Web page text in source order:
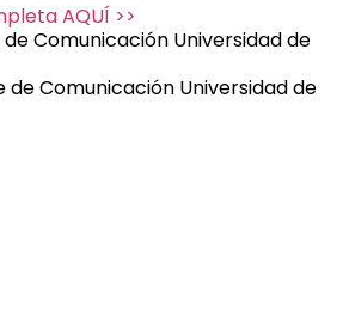
AQUÍ >>
Comunicación Universidad de
de Comunicación Universidad de